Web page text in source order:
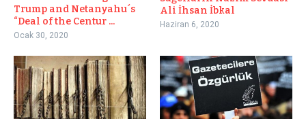
Trump and Netanyahu´s
“Deal of the Centur ...
Ocak 30, 2020
Ali İhsan İbkal
Haziran 6, 2020